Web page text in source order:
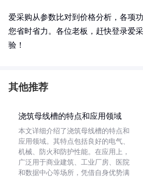
爱采购从参数比对到价格分析，各项
您省时省力。各位老板，赶快登录爱
验！
其他推荐
浇筑母线槽的特点和应用领域
本文详细介绍了浇筑母线槽的特点和
应用领域。其特点包括良好的电气、
机械、防火和防护性能。在应用上，
广泛用于商业建筑、工业厂房、医院
和数据中心等场所，凭借自身优势满